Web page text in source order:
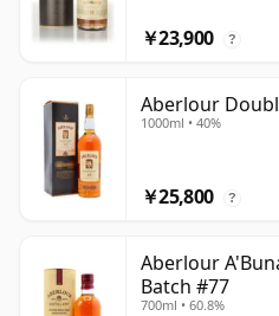
￥23,900 ?
Aberlour
1000ml • 40%
￥25,800 ?
Aberlour
Batch #77
700ml • 60.8%